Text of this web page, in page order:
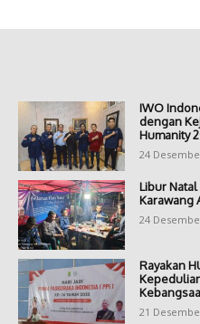
IWO
dengan
Humanity
24
Libur
Karawang
24
Rayakan
21